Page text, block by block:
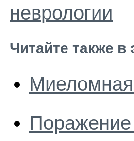
неврологии
Читайте также в
Миеломная
Поражение